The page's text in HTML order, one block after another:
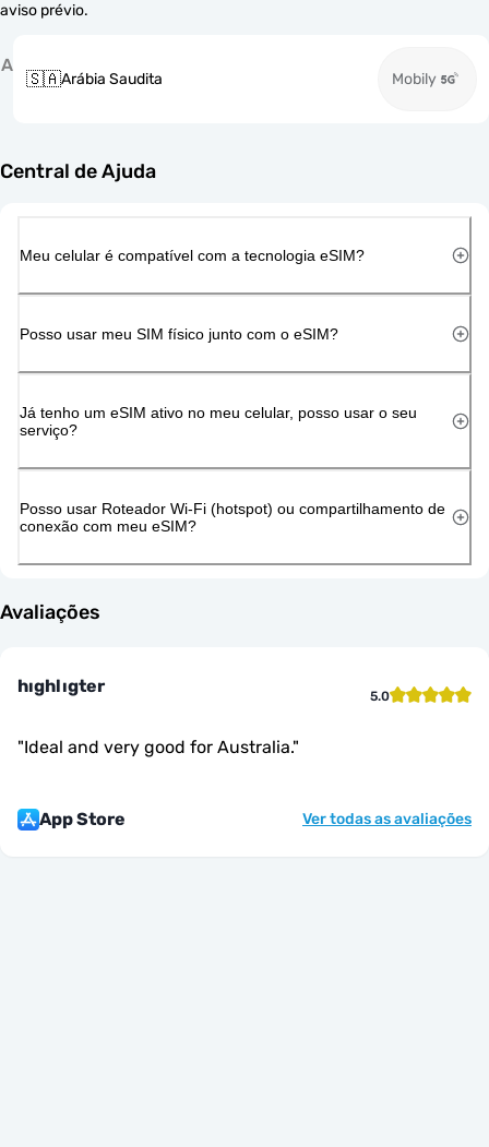
aviso prévio.
A
🇸🇦Arábia Saudita Mobily
Central de Ajuda
Meu celular é compatível com a tecnologia eSIM?
Posso usar meu SIM físico junto com o eSIM?
Já tenho um eSIM ativo no meu celular, posso usar o seu
serviço?
Posso usar Roteador Wi-Fi (hotspot) ou compartilhamento de
conexão com meu eSIM?
Avaliações
hıghlıgter 5.0
"Ideal and very good for Australia."
App Store Ver todas as avaliações